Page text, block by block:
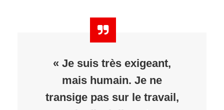
« Je suis très exigeant,
mais humain. Je ne
transige pas sur le travail,